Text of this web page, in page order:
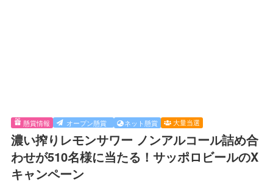
懸賞情報 オープン懸賞 ネット懸賞 大量当選
濃い搾りレモンサワー ノンアルコール詰め合
わせが510名様に当たる！サッポロビールのX
キャンペーン